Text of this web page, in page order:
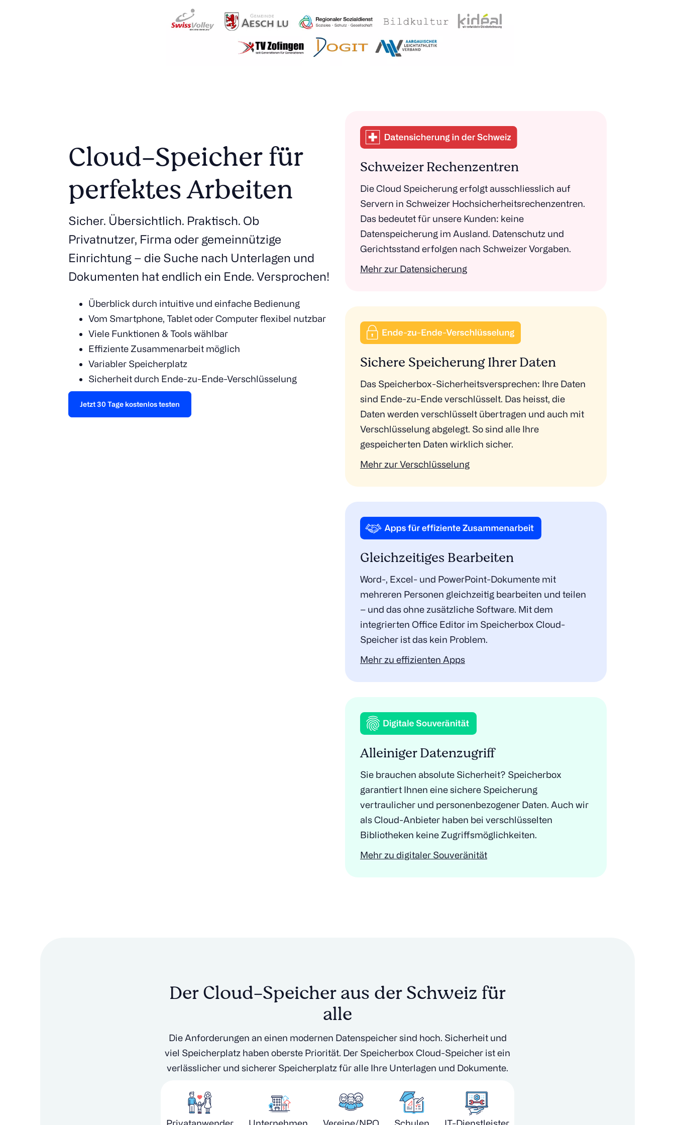
Cloud-Speicher für
perfektes Arbeiten
Sicher. Übersichtlich. Praktisch. Ob
Privatnutzer, Firma oder gemeinnützige
Einrichtung – die Suche nach Unterlagen und
Dokumenten hat endlich ein Ende. Versprochen!
Überblick durch intuitive und einfache Bedienung
Vom Smartphone, Tablet oder Computer flexibel nutzbar
Viele Funktionen & Tools wählbar
Effiziente Zusammenarbeit möglich
Variabler Speicherplatz
Sicherheit durch Ende-zu-Ende-Verschlüsselung
Jetzt 30 Tage kostenlos testen
Schweizer Rechenzentren
Die Cloud Speicherung erfolgt ausschliesslich auf
Servern in Schweizer Hochsicherheitsrechenzentren.
Das bedeutet für unsere Kunden: keine
Datenspeicherung im Ausland. Datenschutz und
Gerichtsstand erfolgen nach Schweizer Vorgaben.
Mehr zur Datensicherung
Sichere Speicherung Ihrer Daten
Das Speicherbox-Sicherheitsversprechen: Ihre Daten
sind Ende-zu-Ende verschlüsselt. Das heisst, die
Daten werden verschlüsselt übertragen und auch mit
Verschlüsselung abgelegt. So sind alle Ihre
gespeicherten Daten wirklich sicher.
Mehr zur Verschlüsselung
Gleichzeitiges Bearbeiten
Word-, Excel- und PowerPoint-Dokumente mit
mehreren Personen gleichzeitig bearbeiten und teilen
– und das ohne zusätzliche Software. Mit dem
integrierten Office Editor im Speicherbox Cloud-
Speicher ist das kein Problem.
Mehr zu effizienten Apps
Alleiniger Datenzugriff
Sie brauchen absolute Sicherheit? Speicherbox
garantiert Ihnen eine sichere Speicherung
vertraulicher und personenbezogener Daten. Auch wir
als Cloud-Anbieter haben bei verschlüsselten
Bibliotheken keine Zugriffsmöglichkeiten.
Mehr zu digitaler Souveränität
Der Cloud-Speicher aus der Schweiz für
alle
Die Anforderungen an einen modernen Datenspeicher sind hoch. Sicherheit und
viel Speicherplatz haben oberste Priorität. Der Speicherbox Cloud-Speicher ist ein
verlässlicher und sicherer Speicherplatz für alle Ihre Unterlagen und Dokumente.
Privatanwender Unternehmen Vereine/NPO Schulen IT-Dienstleister